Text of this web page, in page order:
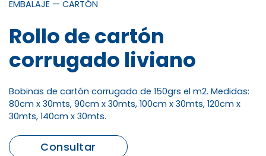
EMBALAJE — CARTÓN
Rollo de cartón
corrugado liviano
Bobinas de cartón corrugado de 150grs el m2. Medidas:
80cm x 30mts, 90cm x 30mts, 100cm x 30mts, 120cm x
30mts, 140cm x 30mts.
Consultar